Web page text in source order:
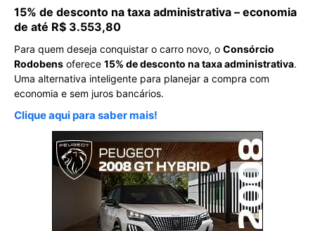
15% de desconto na taxa administrativa – economia
de até R$ 3.553,80
Para quem deseja conquistar o carro novo, o Consórcio
Rodobens oferece 15% de desconto na taxa administrativa.
Uma alternativa inteligente para planejar a compra com
economia e sem juros bancários.
Clique aqui para saber mais!